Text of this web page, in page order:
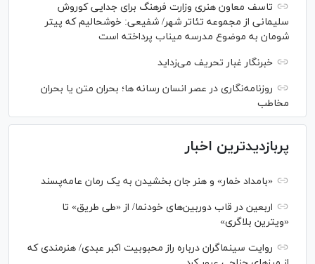
تاسف معاون هنری وزارت فرهنگ برای جدایی کوروش
سلیمانی از مجموعه تئاتر شهر/ شفیعی: خوشحالیم که پیتر
شومان به موضوع مدرسه میناب پرداخته است
خبرنگار غبار تحریف می‌زداید
روزنامه‌نگاری در عصر انسان رسانه ها؛ بحران متن یا بحران
مخاطب
پربازدیدترین اخبار
«بامداد خمار» و هنر جان بخشیدن به یک رمان عامه‌پسند
اربعین در قاب دوربین‌های خودنما/ از «طی طریق» تا
«ویترین بلاگری»
روایت سینماگران درباره راز محبوبیت اکبر عبدی/ هنرمندی که